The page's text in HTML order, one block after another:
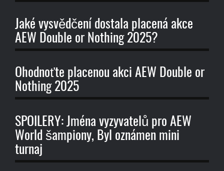
Jaké vysvědčení dostala placená akce
AEW Double or Nothing 2025?
Ohodnoťte placenou akci AEW Double or
Nothing 2025
SPOILERY: Jména vyzyvatelů pro AEW
World šampiony, Byl oznámen mini
turnaj